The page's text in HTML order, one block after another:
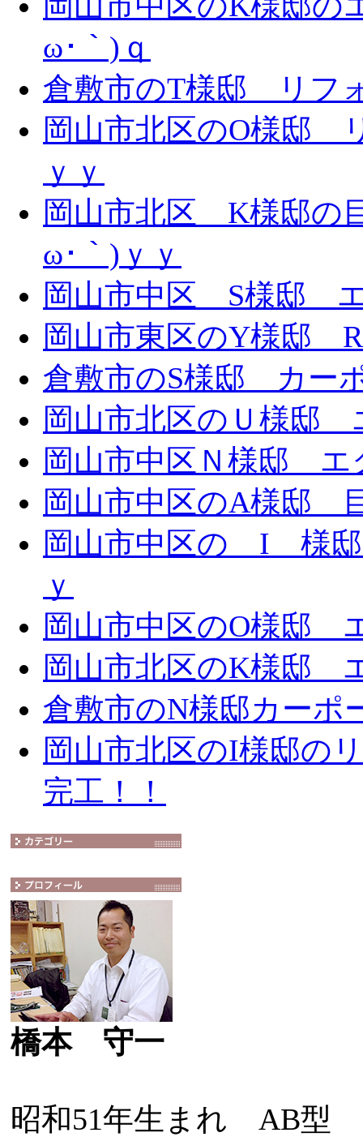
ω･｀)ｑ
倉敷市のT様邸 リフ
岡山市北区のO様邸
ｙｙ
岡山市北区 K様邸の
ω･｀)ｙｙ
岡山市中区 S様邸 エ
岡山市東区のY様邸
倉敷市のS様邸 カー
岡山市北区のＵ様邸
岡山市中区Ｎ様邸 エ
岡山市中区のA様邸
岡山市中区の I 様
ｙ
岡山市中区のO様邸
岡山市北区のK様邸
倉敷市のN様邸カーポ
岡山市北区のI様邸の
完工！！
橋本 守一
昭和51年生まれ AB型